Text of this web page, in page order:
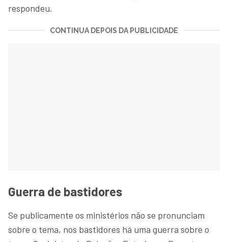
respondeu.
CONTINUA DEPOIS DA PUBLICIDADE
Guerra de bastidores
Se publicamente os ministérios não se pronunciam
sobre o tema, nos bastidores há uma guerra sobre o